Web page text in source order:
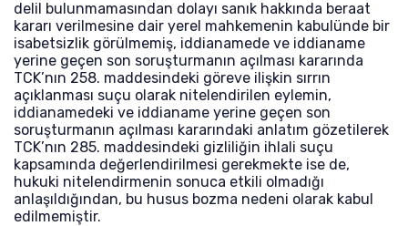
delil bulunmamasından dolayı sanık hakkında beraat
kararı verilmesine dair yerel mahkemenin kabulünde bir
isabetsizlik görülmemiş, iddianamede ve iddianame
yerine geçen son soruşturmanın açılması kararında
TCK’nın 258. maddesindeki göreve ilişkin sırrın
açıklanması suçu olarak nitelendirilen eylemin,
iddianamedeki ve iddianame yerine geçen son
soruşturmanın açılması kararındaki anlatım gözetilerek
TCK’nın 285. maddesindeki gizliliğin ihlali suçu
kapsamında değerlendirilmesi gerekmekte ise de,
hukuki nitelendirmenin sonuca etkili olmadığı
anlaşıldığından, bu husus bozma nedeni olarak kabul
edilmemiştir.